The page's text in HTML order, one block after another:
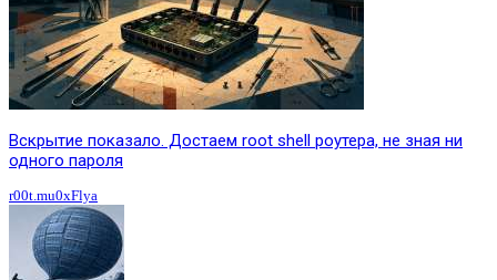
Вскрытие показало. Достаем root shell роутера, не зная ни
одного пароля
r00t.mu0xFlya